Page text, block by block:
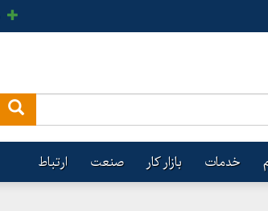
خدمات بازار کار صنعت ارتباط